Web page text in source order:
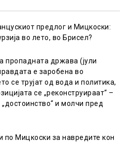
предлог и Мицкоски:
во лето, во Брисел?
пропадната држава (јули
е заробена во
се трујат од вода и политика,
се „реконструираат“ –
„достоинство“ и молчи пред
по Мицкоски за навредите кон